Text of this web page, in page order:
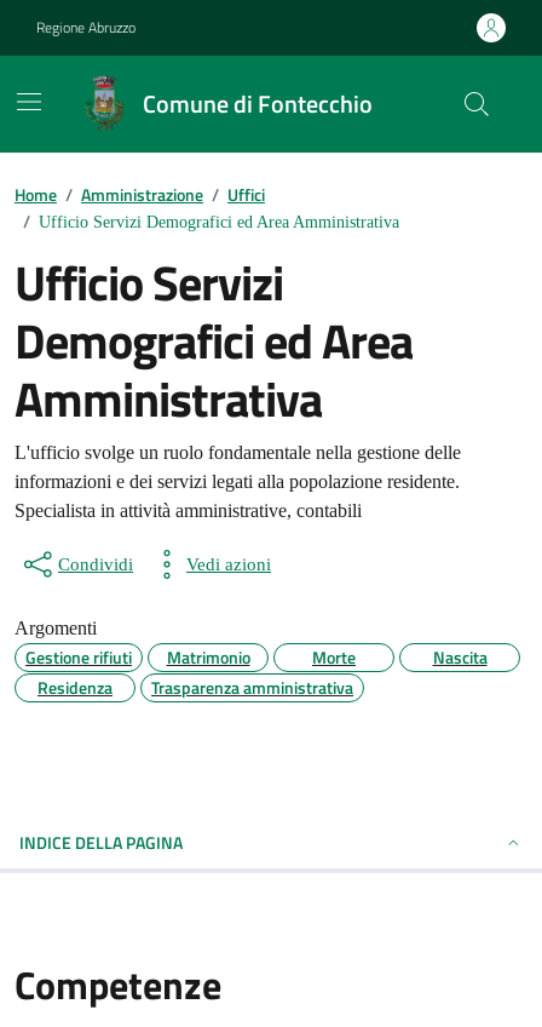
Regione Abruzzo
Comune di Fontecchio
Contenuti in evidenza
Home / Amministrazione / Uffici
/ Ufficio Servizi Demografici ed Area Amministrativa
Ufficio Servizi
Demografici ed Area
Amministrativa
L'ufficio svolge un ruolo fondamentale nella gestione delle
informazioni e dei servizi legati alla popolazione residente.
Specialista in attività amministrative, contabili
Condividi Vedi azioni
Argomenti
Gestione rifiuti Matrimonio Morte
Nascita
Residenza
Trasparenza amministrativa
INDICE DELLA PAGINA
Competenze